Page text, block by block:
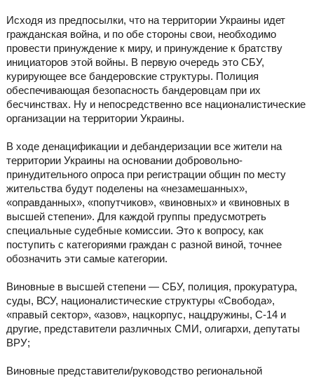
Исходя из предпосылки, что на территории Украины идет
гражданская война, и по обе стороны свои, необходимо
провести принуждение к миру, и принуждение к братству
инициаторов этой войны. В первую очередь это СБУ,
курирующее все бандеровские структуры. Полиция
обеспечивающая безопасность бандеровцам при их
бесчинствах. Ну и непосредственно все националистические
организации на территории Украины.
В ходе денацификации и дебандеризации все жители на
территории Украины на основании добровольно-
принудительного опроса при регистрации общин по месту
жительства будут поделены на «незамешанных»,
«оправданных», «попутчиков», «виновных» и «виновных в
высшей степени». Для каждой группы предусмотреть
специальные судебные комиссии. Это к вопросу, как
поступить с категориями граждан с разной виной, точнее
обозначить эти самые категории.
Виновные в высшей степени — СБУ, полиция, прокуратура,
суды, ВСУ, националистические структуры «Свобода»,
«правый сектор», «азов», нацкорпус, нацдружины, С-14 и
другие, представители различных СМИ, олигархи, депутаты
ВРУ;
Виновные представители/руководство региональной